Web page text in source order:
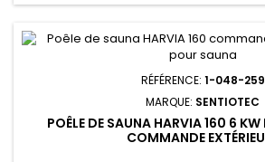
RÉFÉRENCE: 1-048-259
MARQUE: SENTIOTEC
POÊLE DE SAUNA HARVIA 160 6
COMMANDE